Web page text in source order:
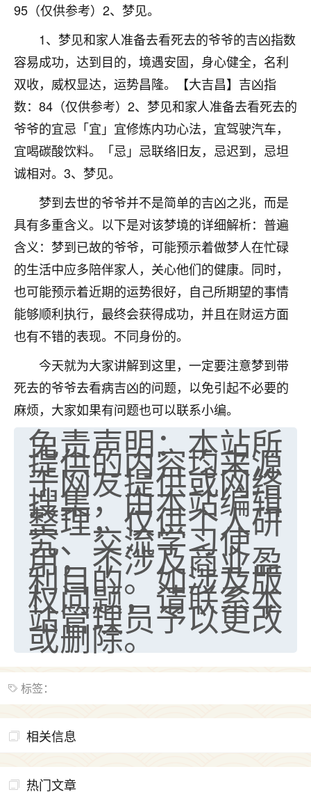
95（仅供参考）2、梦见。
1、梦见和家人准备去看死去的爷爷的吉凶指数
容易成功，达到目的，境遇安固，身心健全，名利
双收，威权显达，运势昌隆。【大吉昌】吉凶指
数：84（仅供参考）2、梦见和家人准备去看死去的
爷爷的宜忌「宜」宜修炼内功心法，宜驾驶汽车，
宜喝碳酸饮料。「忌」忌联络旧友，忌迟到，忌坦
诚相对。3、梦见。
梦到去世的爷爷并不是简单的吉凶之兆，而是
具有多重含义。以下是对该梦境的详细解析：普遍
含义：梦到已故的爷爷，可能预示着做梦人在忙碌
的生活中应多陪伴家人，关心他们的健康。同时，
也可能预示着近期的运势很好，自己所期望的事情
能够顺利执行，最终会获得成功，并且在财运方面
也有不错的表现。不同身份的。
今天就为大家讲解到这里，一定要注意梦到带
死去的爷爷去看病吉凶的问题，以免引起不必要的
麻烦，大家如果有问题也可以联系小编。
免责声明：本站所
提供的内容均来源
于网友提供或网络
搜集，由本站编辑
整理，仅供个人研
究、交流学习使
用，不涉及商业盈
利目的。如涉及版
权问题，请联系本
站管理员予以更改
或删除。
标签：
相关信息
热门文章
1天前 来自江西
青春168
我也想要，我也想要！
2天前 来自山西 15
Jessica李
老师做不做超度法事？我想给我奶奶做超度，她今年
刚去世了。
做梦梦见她，后来也是朋友介绍，找到慧来老
师，安排了超度法事，做梦再也没有梦到过
了，一开始是半信半疑的，图个心安，给亡母
超度，现在看来，人不信也不行。
2天前 来自云南 11
优秀的张同学
老师收徒吗？？我对这些很感兴趣